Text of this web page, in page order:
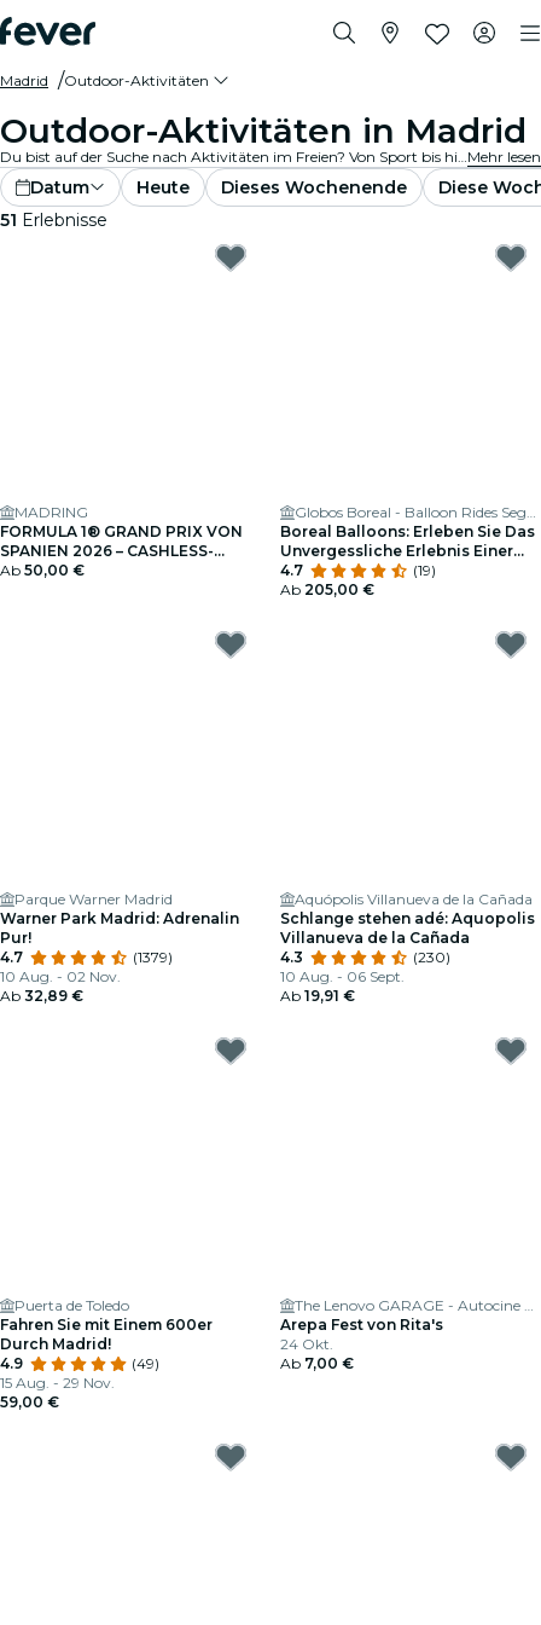
Madrid Outdoor-Aktivitäten
Outdoor-Aktivitäten in Madrid
Du bist auf der Suche nach Aktivitäten im Freien? Von Sport bis hin zu Outdoor-Events: Dein nächstes Abenteuer wartet bereits um die Ecke! Entdecke zahlreiche Outdoor-Aktivitäten und -Veranstaltungen und schaffe tolle Erinnerungen!Mehr lesen
Datum Heute Dieses Wochenende
Diese
51 Erlebnisse
MADRING
FORMULA 1® GRAND PRIX VON
SPANIEN 2026 – CASHLESS-
GUTHABEN AUFLADEN
Ab 50,00 €
Globos Boreal - Balloon Rides Segovia, Madrid and Toledo
Boreal Balloons: Erleben Sie Das
Unvergessliche Erlebnis Einer
Ballonfahrt!
4.7
(19)
Ab 205,00 €
Parque Warner Madrid
Warner Park Madrid: Adrenalin
Pur!
4.7
(1379)
10 Aug. - 02 Nov.
Ab 32,89 €
Aquópolis Villanueva de la Cañada
Schlange stehen adé: Aquopolis
Villanueva de la Cañada
4.3
(230)
10 Aug. - 06 Sept.
Ab 19,91 €
Puerta de Toledo
Fahren Sie mit Einem 600er
Durch Madrid!
4.9
(49)
15 Aug. - 29 Nov.
59,00 €
The Lenovo GARAGE - Autocine Madrid
Arepa Fest von Rita's
24 Okt.
Ab 7,00 €